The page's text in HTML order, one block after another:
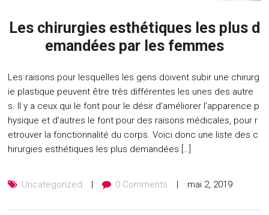
Les chirurgies esthétiques les plus d
emandées par les femmes
Les raisons pour lesquelles les gens doivent subir une chirurg
ie plastique peuvent être très différentes les unes des autre
s. Il y a ceux qui le font pour le désir d’améliorer l’apparence p
hysique et d’autres le font pour des raisons médicales, pour r
etrouver la fonctionnalité du corps. Voici donc une liste des c
hirurgies esthétiques les plus demandées […]
Uncategorized 0 Comments mai 2, 2019